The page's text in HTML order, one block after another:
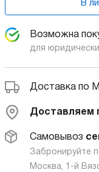
В
Возможна
для
Доставка по
Доставляем
Самовывоз
Забронируйте
Москва, 1-й